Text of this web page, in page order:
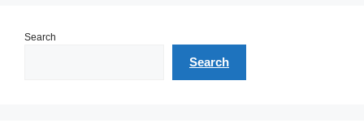
Search
Search